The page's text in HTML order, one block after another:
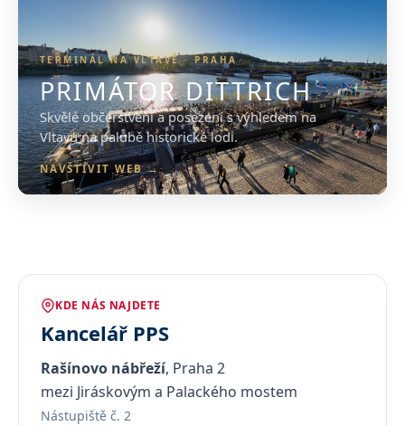
TERMINÁL NA VLTAVĚ · PRAHA
PRIMÁTOR DITTRICH
Skvělé občerstvení a posezení s výhledem na
Vltavu na palubě historické lodi.
NAVŠTÍVIT WEB →
KDE NÁS NAJDETE
Kancelář PPS
Rašínovo nábřeží, Praha 2
mezi Jiráskovým a Palackého mostem
Nástupiště č. 2